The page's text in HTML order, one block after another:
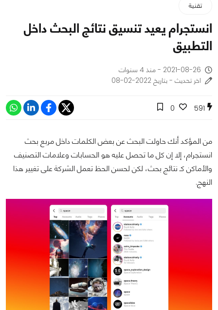
تقنية
انستجرام يعيد تنسيق نتائج البحث داخل
التطبيق
2021-08-26 - منذ 4 سنوات
اخر تحديث - بتاريخ 2022-02-08
591
0
من المؤكد أنك حاولت البحث عن بعض الكلمات داخل مربع بحث
انستجرام، إلا إن كل ما تحصل عليه هو الحسابات وعلامات التصنيف
والأماكن كـ نتائج بحث، لكن لحسن الحظ تعمل الشركة على تغيير هذا
النهج.